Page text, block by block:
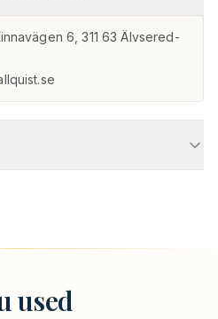
6, 311 63 Älvsered-
used